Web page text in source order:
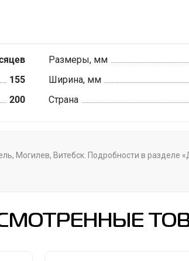
Размеры, мм
155 Ширина, мм
200 Страна
Могилев, Витебск. Подробности в разделе